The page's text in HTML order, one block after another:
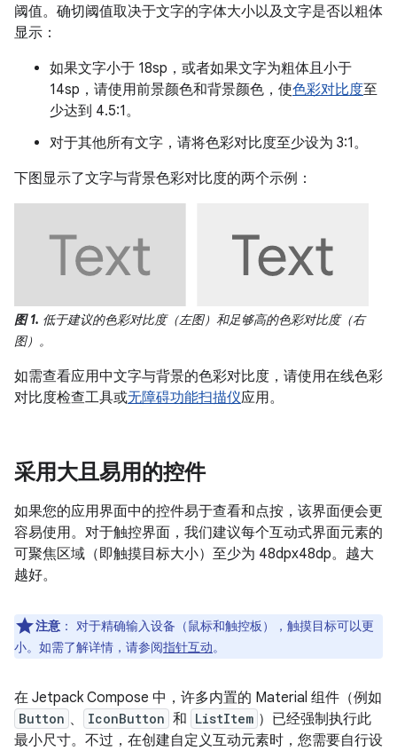
阈值。 确切阈值取决于文字的字体大小以及文字是否以粗体
显示：
如果文字小于 18sp，或者如果文字为粗体且小于
14sp，请使用前景颜色和背景颜色，使色彩对比度至
少达到 4.5:1。
对于其他所有文字，请将色彩对比度至少设为 3:1。
下图显示了文字与背景色彩对比度的两个示例：
图 1. 低于建议的色彩对比度（左图）和足够高的色彩对比度（右
图）。
如需查看应用中文字与背景的色彩对比度，请使用在线色彩
对比度检查工具或无障碍功能扫描仪应用。
采用大且易用的控件
如果您的应用界面中的控件易于查看和点按，该界面便会更
容易使用。对于触控界面，我们建议每个互动式界面元素的
可聚焦区域（即触摸目标大小）至少为 48dpx48dp。 越大
越好。
注意 ：
对于精确输入设备（鼠标和触控板），触摸目标可以更
小。如需了解详情，请参阅指针互动。
在 Jetpack Compose 中，许多内置的 Material 组件（例如
Button 、 IconButton 和 ListItem ）已经强制执行此
最小尺寸。不过，在创建自定义互动元素时，您需要自行设